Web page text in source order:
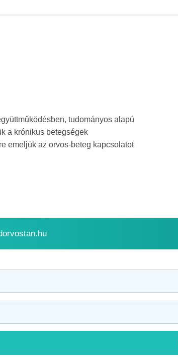
tudományos alapú
a krónikus betegségek
emeljük az orvos-beteg kapcsolatot